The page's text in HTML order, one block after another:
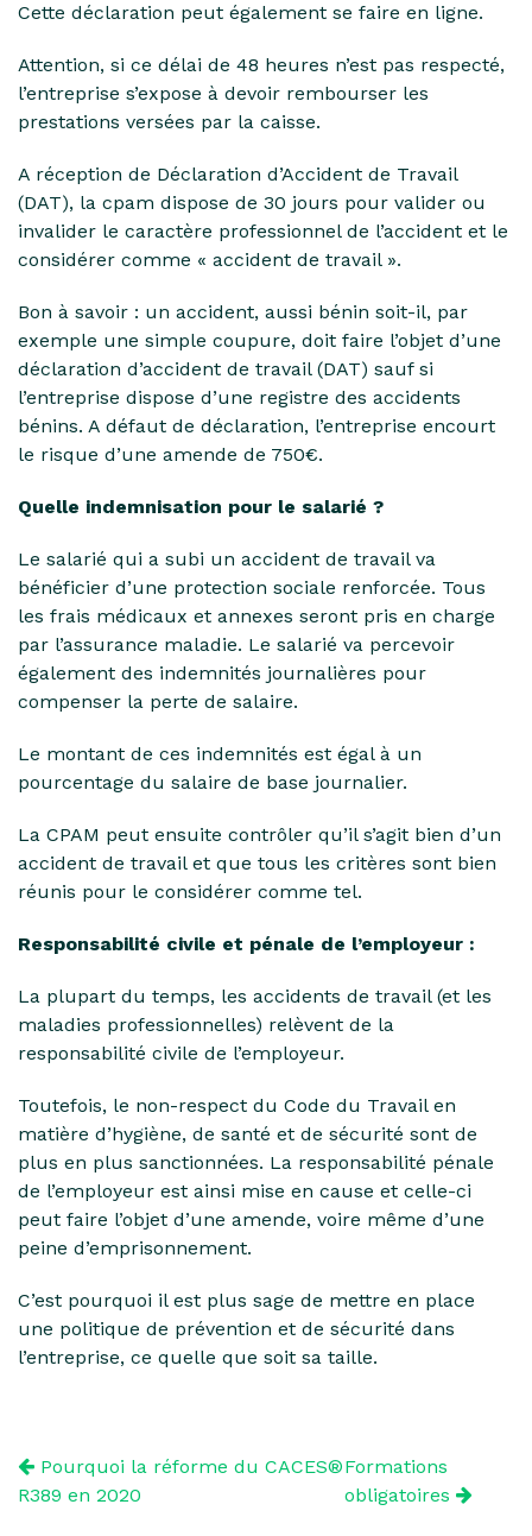
Cette déclaration peut également se faire en ligne.
Attention, si ce délai de 48 heures n’est pas respecté,
l’entreprise s’expose à devoir rembourser les
prestations versées par la caisse.
A réception de Déclaration d’Accident de Travail
(DAT), la cpam dispose de 30 jours pour valider ou
invalider le caractère professionnel de l’accident et le
considérer comme « accident de travail ».
Bon à savoir : un accident, aussi bénin soit-il, par
exemple une simple coupure, doit faire l’objet d’une
déclaration d’accident de travail (DAT) sauf si
l’entreprise dispose d’une registre des accidents
bénins. A défaut de déclaration, l’entreprise encourt
le risque d’une amende de 750€.
Quelle indemnisation pour le salarié ?
Le salarié qui a subi un accident de travail va
bénéficier d’une protection sociale renforcée. Tous
les frais médicaux et annexes seront pris en charge
par l’assurance maladie. Le salarié va percevoir
également des indemnités journalières pour
compenser la perte de salaire.
Le montant de ces indemnités est égal à un
pourcentage du salaire de base journalier.
La CPAM peut ensuite contrôler qu’il s’agit bien d’un
accident de travail et que tous les critères sont bien
réunis pour le considérer comme tel.
Responsabilité civile et pénale de l’employeur :
La plupart du temps, les accidents de travail (et les
maladies professionnelles) relèvent de la
responsabilité civile de l’employeur.
Toutefois, le non-respect du Code du Travail en
matière d’hygiène, de santé et de sécurité sont de
plus en plus sanctionnées. La responsabilité pénale
de l’employeur est ainsi mise en cause et celle-ci
peut faire l’objet d’une amende, voire même d’une
peine d’emprisonnement.
C’est pourquoi il est plus sage de mettre en place
une politique de prévention et de sécurité dans
l’entreprise, ce quelle que soit sa taille.
Pourquoi la réforme du CACES®
R389 en 2020
Formations
obligatoires